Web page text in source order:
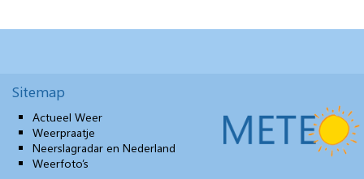
Sitemap
Actueel Weer
Weerpraatje
Neerslagradar en Nederland
Weerfoto’s